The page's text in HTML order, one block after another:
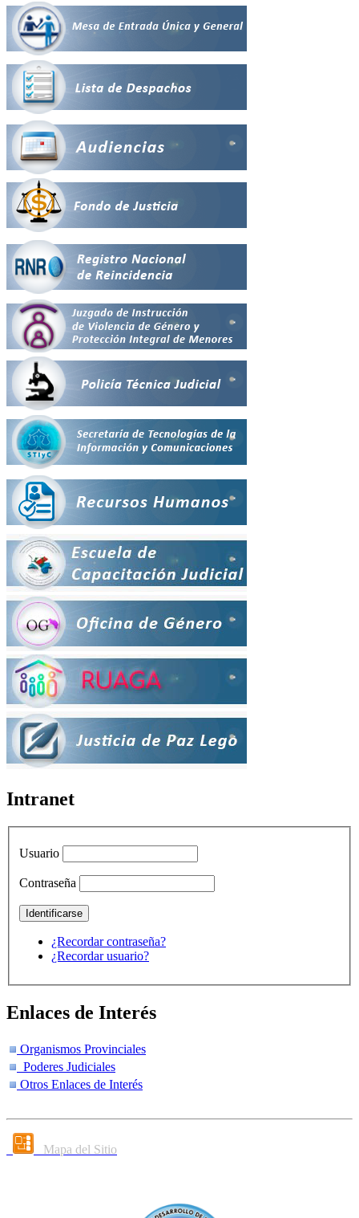
Intranet
Usuario
Contraseña
¿Recordar contraseña?
¿Recordar usuario?
Enlaces de Interés
Organismos Provinciales
Poderes Judiciales
Otros Enlaces de Interés
Mapa del Sitio